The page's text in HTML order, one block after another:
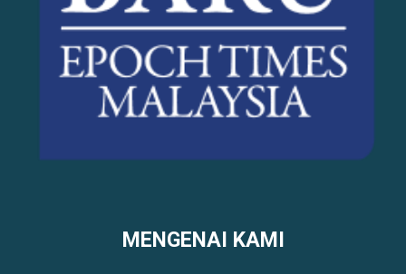
MENGENAI KAMI